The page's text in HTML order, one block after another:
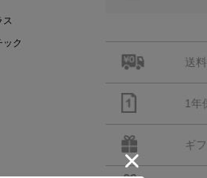
ス
ック
送
1年
ギ